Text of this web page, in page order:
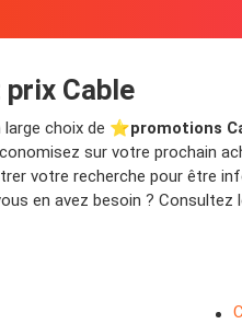
Cable
large choix de ⭐️promotions
sur votre prochain
votre recherche pour être
en avez besoin ?